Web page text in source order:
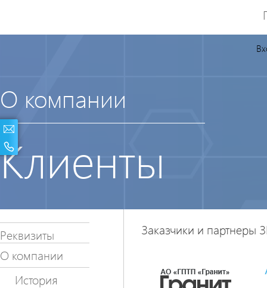
О компании
Клиенты
Реквизиты
О компании
История
Заказчики и